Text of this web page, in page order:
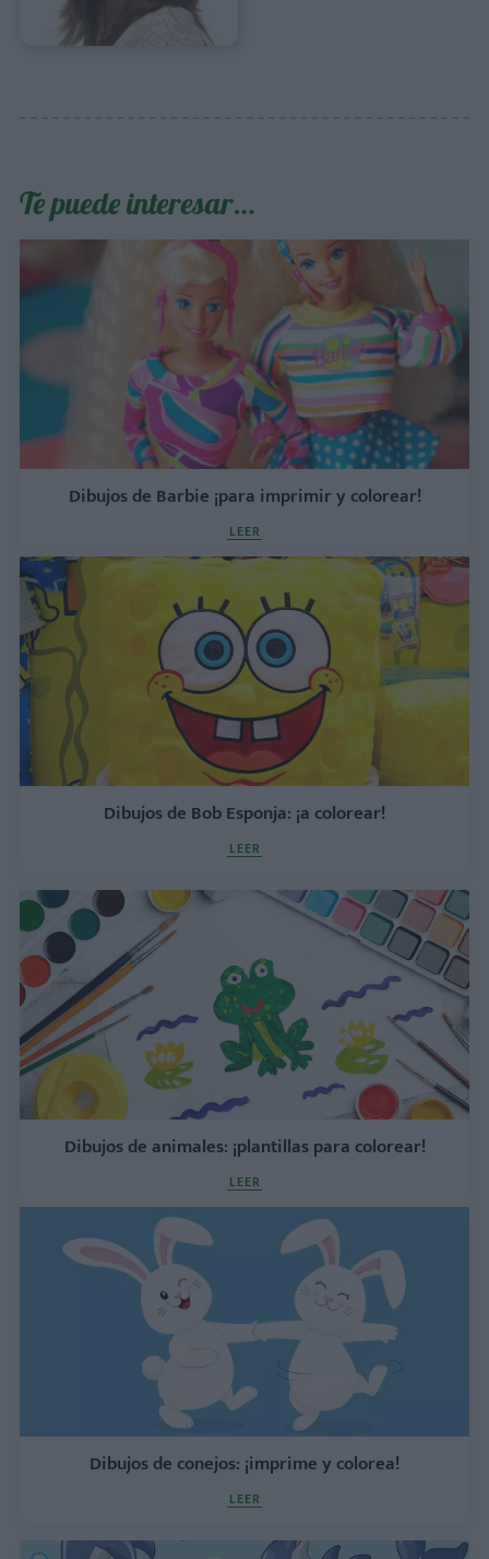
Te puede interesar…
Dibujos de Barbie ¡para imprimir y colorear!
LEER
Dibujos de Bob Esponja: ¡a colorear!
LEER
Dibujos de animales: ¡plantillas para colorear!
LEER
Dibujos de conejos: ¡imprime y colorea!
LEER